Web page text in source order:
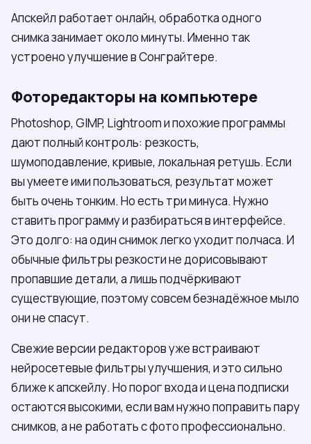
Апскейл работает онлайн, обработка одного
снимка занимает около минуты. Именно так
устроено улучшение в Сонграйтере.
Фоторедакторы на компьютере
Photoshop, GIMP, Lightroom и похожие программы
дают полный контроль: резкость,
шумоподавление, кривые, локальная ретушь. Если
вы умеете ими пользоваться, результат может
быть очень тонким. Но есть три минуса. Нужно
ставить программу и разбираться в интерфейсе.
Это долго: на один снимок легко уходит полчаса. И
обычные фильтры резкости не дорисовывают
пропавшие детали, а лишь подчёркивают
существующие, поэтому совсем безнадёжное мыло
они не спасут.
Свежие версии редакторов уже встраивают
нейросетевые фильтры улучшения, и это сильно
ближе к апскейлу. Но порог входа и цена подписки
остаются высокими, если вам нужно поправить пару
снимков, а не работать с фото профессионально.